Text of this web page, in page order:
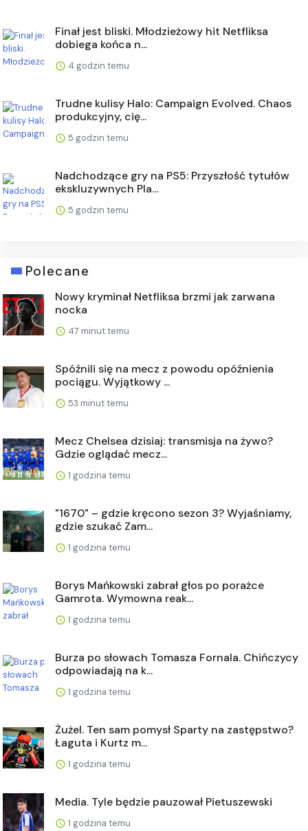
Finał jest bliski. Młodzieżowy hit Netfliksa
dobiega końca n...
4 godzin temu
Trudne kulisy Halo: Campaign Evolved. Chaos
produkcyjny, cię...
5 godzin temu
Nadchodzące gry na PS5: Przyszłość tytułów
ekskluzywnych Pla...
5 godzin temu
Polecane
Nowy kryminał Netfliksa brzmi jak zarwana
nocka
47 minut temu
Spóźnili się na mecz z powodu opóźnienia
pociągu. Wyjątkowy ...
53 minut temu
Mecz Chelsea dzisiaj: transmisja na żywo?
Gdzie oglądać mecz...
1 godzina temu
"1670" – gdzie kręcono sezon 3? Wyjaśniamy,
gdzie szukać Zam...
1 godzina temu
Borys Mańkowski zabrał głos po porażce
Gamrota. Wymowna reak...
1 godzina temu
Burza po słowach Tomasza Fornala. Chińczycy
odpowiadają na k...
1 godzina temu
Żużel. Ten sam pomysł Sparty na zastępstwo?
Łaguta i Kurtz m...
1 godzina temu
Media. Tyle będzie pauzował Pietuszewski
1 godzina temu